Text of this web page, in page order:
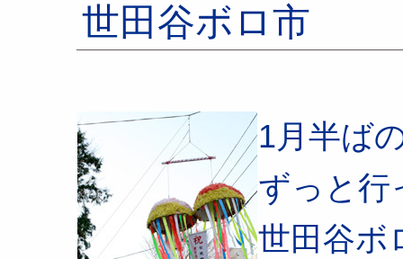
世田谷ボロ市
1月半ば
ずっと行
世田谷ボ